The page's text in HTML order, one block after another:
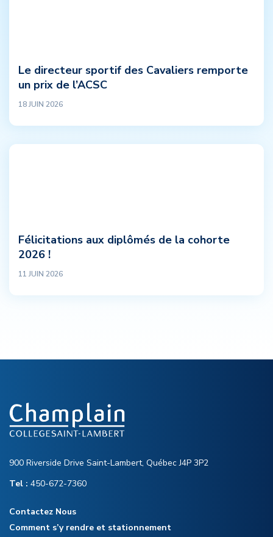
Le directeur sportif des Cavaliers remporte
un prix de l’ACSC
18 JUIN 2026
Félicitations aux diplômés de la cohorte
2026 !
11 JUIN 2026
900 Riverside Drive Saint-Lambert, Québec J4P 3P2
Tel : 450-672-7360
Contactez Nous
Comment s’y rendre et stationnement